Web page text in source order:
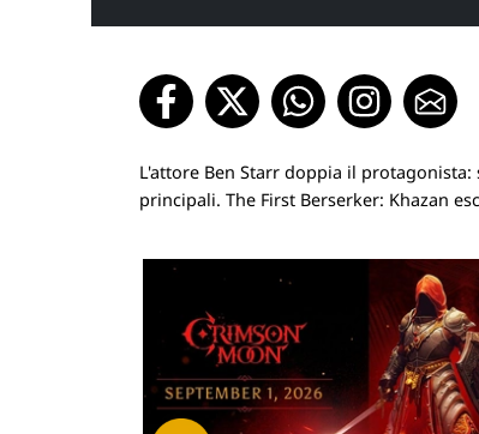
L'attore Ben Starr doppia il
principali. The First Berserker: Khazan